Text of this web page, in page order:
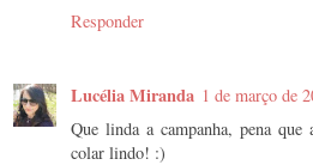
Responder
Lucélia Miranda 1 de março de
Que linda a campanha, pena
colar lindo! :)